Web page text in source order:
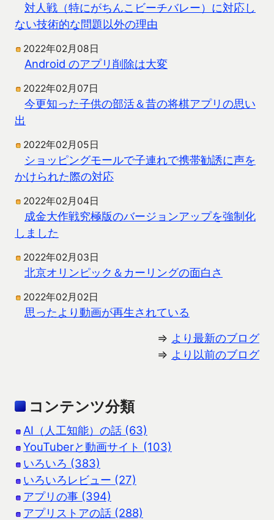
対人戦（特にがちんこビーチバレー）に対応し
ない技術的な問題以外の理由
2022年02月08日
Android のアプリ削除は大変
2022年02月07日
今更知った子供の部活＆昔の将棋アプリの思い
出
2022年02月05日
ショッピングモールで子連れで携帯勧誘に声を
かけられた際の対応
2022年02月04日
成金大作戦究極版のバージョンアップを強制化
しました
2022年02月03日
北京オリンピック＆カーリングの面白さ
2022年02月02日
思ったより動画が再生されている
⇒ より最新のブログ
⇒ より以前のブログ
コンテンツ分類
AI（人工知能）の話 (63)
YouTuberと動画サイト (103)
いろいろ (383)
いろいろレビュー (27)
アプリの事 (394)
アプリストアの話 (288)